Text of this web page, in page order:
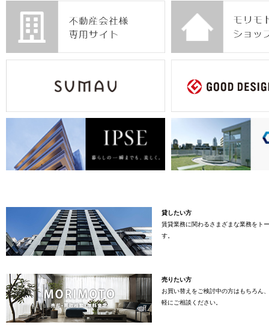
貸したい方
賃貸業務に関わるさまざまな業務をト
す。
売りたい方
お買い替えをご検討中の方はもちろん
軽にご相談ください。